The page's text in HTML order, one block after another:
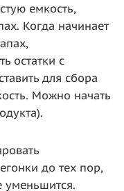
емкость,
Когда начинает
остатки с
для сбора
Можно начать
до тех пор,
уменьшится.